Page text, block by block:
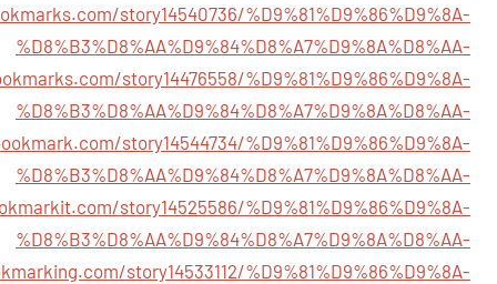
story14540736/%D9%81%D9%86%D9%8A-
%D8%B3%D8%AA%D9%84%D8%A7%D9%8A%D8%AA-
story14476558/%D9%81%D9%86%D9%8A-
%D8%B3%D8%AA%D9%84%D8%A7%D9%8A%D8%AA-
story14544734/%D9%81%D9%86%D9%8A-
%D8%B3%D8%AA%D9%84%D8%A7%D9%8A%D8%AA-
story14525586/%D9%81%D9%86%D9%8A-
%D8%B3%D8%AA%D9%84%D8%A7%D9%8A%D8%AA-
story14533112/%D9%81%D9%86%D9%8A-